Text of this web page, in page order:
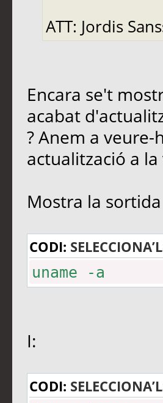
ATT: Jordis
Encara se't
acabat
? Anem a
actualització a la
Mostra la
CODI:
uname -a
I:
CODI: